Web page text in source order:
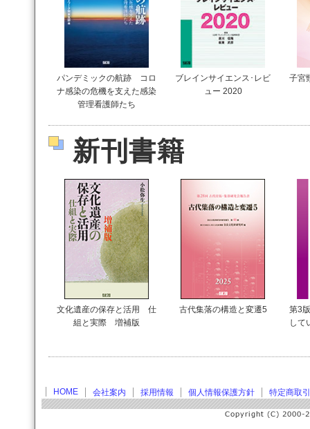
パンデミックの航跡 コロ
ナ感染の危機を支えた感染
管理看護師たち
ブレインサイエンス･レビ
ュー 2020
子宮
新刊書籍
文化遺産の保存と活用 仕
組と実際 増補版
古代集落の構造と変遷5
第3
して
HOME 会社案内 採用情報 個人情報保護方針 特定商取